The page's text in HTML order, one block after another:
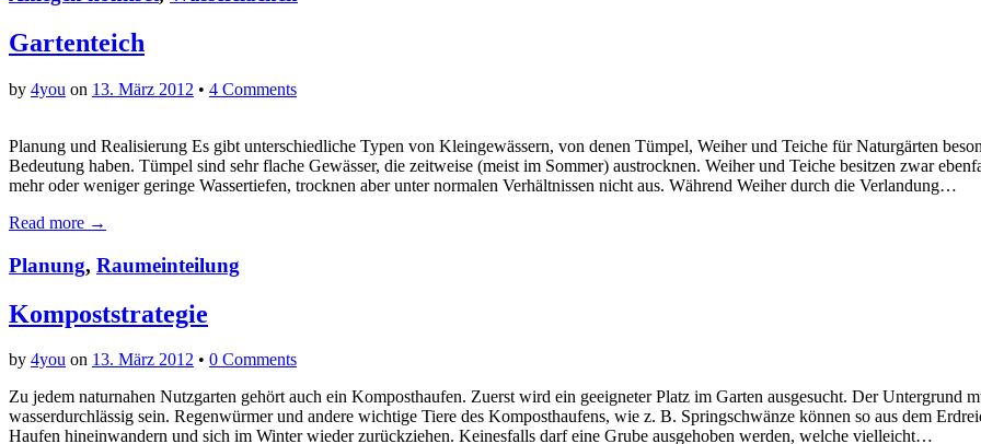
Gartenteich
by 4you on 13. März 2012 • 4 Comments
Planung und Realisierung Es gibt unterschiedliche Typen von Kleingewässern, von denen Tümpel, Weiher und Teiche für Naturgärten
Bedeutung haben. Tümpel sind sehr flache Gewässer, die zeitweise (meist im Sommer) austrocknen. Weiher und Teiche besitzen zwar
mehr oder weniger geringe Wassertiefen, trocknen aber unter normalen Verhältnissen nicht aus. Während Weiher durch die Verlandung…
Read more →
Planung, Raumeinteilung
Kompoststrategie
by 4you on 13. März 2012 • 0 Comments
Zu jedem naturnahen Nutzgarten gehört auch ein Komposthaufen. Zuerst wird ein geeigneter Platz im Garten ausgesucht. Der Untergrund
wasserdurchlässig sein. Regenwürmer und andere wichtige Tiere des Komposthaufens, wie z. B. Springschwänze können so aus dem
Haufen hineinwandern und sich im Winter wieder zurückziehen. Keinesfalls darf eine Grube ausgehoben werden, welche vielleicht…